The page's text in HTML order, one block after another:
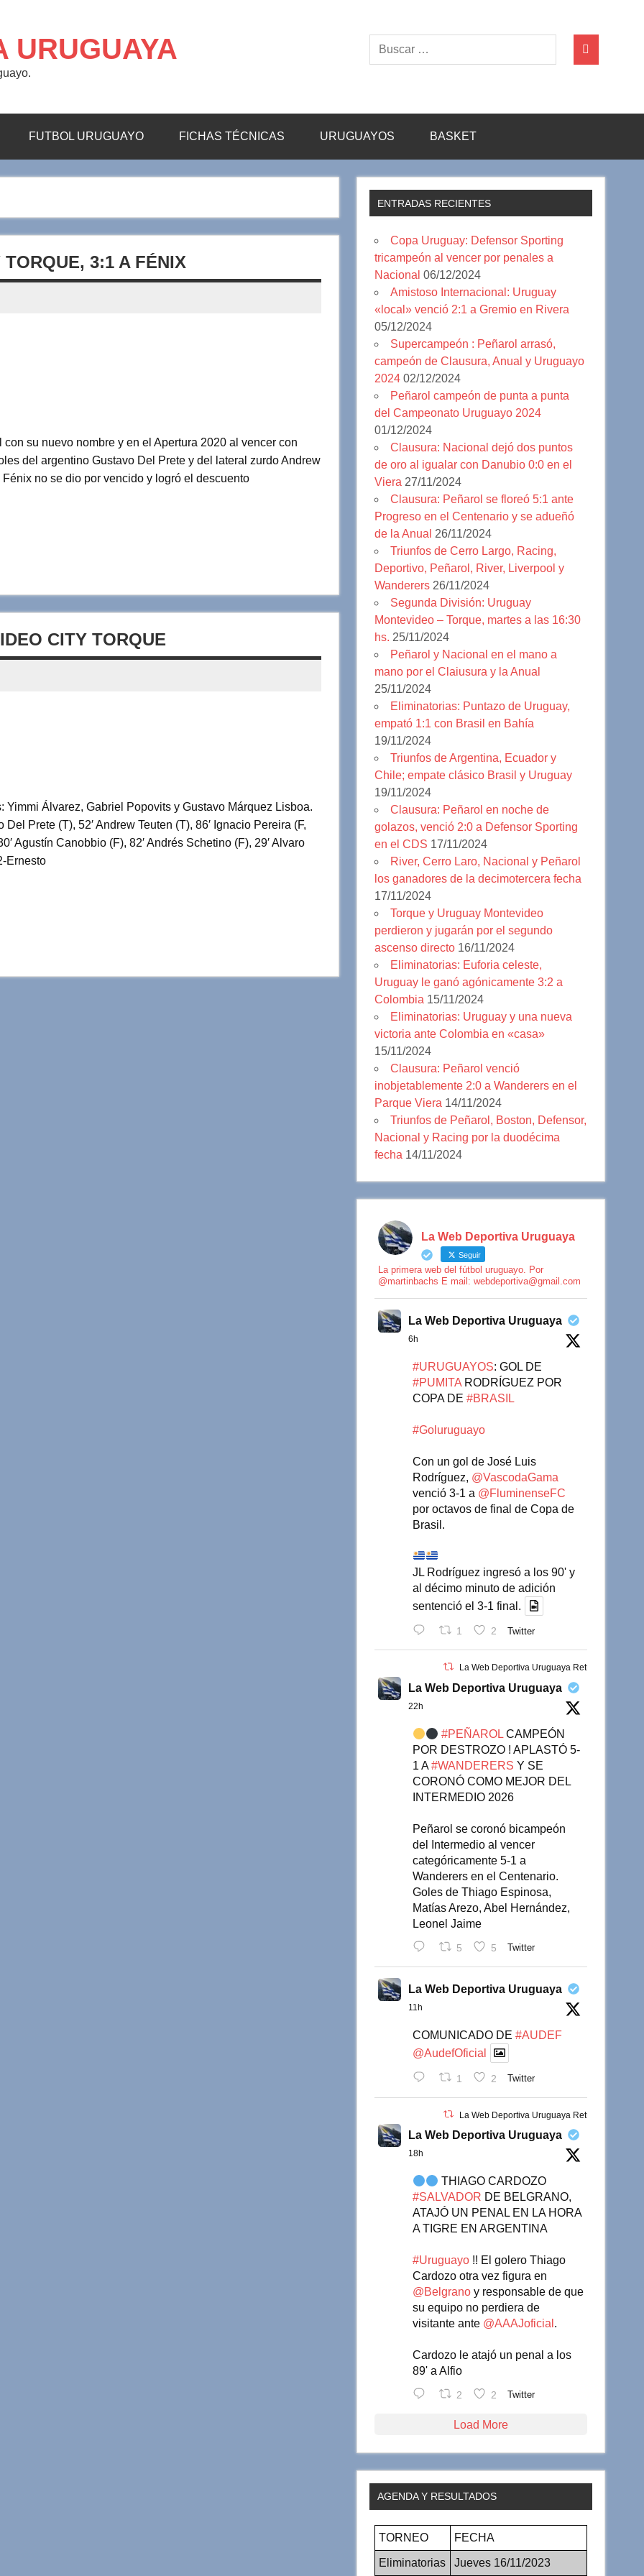
URUGUAYA
FUTBOL URUGUAYO FICHAS TÉCNICAS URUGUAYOS BASKET
3:1 A FÉNIX
su nuevo nombre y en el Apertura 2020 al vencer con
del argentino Gustavo Del Prete y del lateral zurdo Andrew
no se dio por vencido y logró el descuento
CITY TORQUE
Álvarez, Gabriel Popovits y Gustavo Márquez Lisboa.
Prete (T), 52′ Andrew Teuten (T), 86′ Ignacio Pereira (F,
Agustín Canobbio (F), 82′ Andrés Schetino (F), 29′ Alvaro
Ernesto
ENTRADAS RECIENTES
Copa Uruguay: Defensor Sporting
tricampeón al vencer por penales a
Nacional 06/12/2024
Amistoso Internacional: Uruguay
«local» venció 2:1 a Gremio en Rivera
05/12/2024
Supercampeón : Peñarol arrasó,
campeón de Clausura, Anual y Uruguayo
2024 02/12/2024
Peñarol campeón de punta a punta
del Campeonato Uruguayo 2024
01/12/2024
Clausura: Nacional dejó dos puntos
de oro al igualar con Danubio 0:0 en el
Viera 27/11/2024
Clausura: Peñarol se floreó 5:1 ante
Progreso en el Centenario y se adueñó
de la Anual 26/11/2024
Triunfos de Cerro Largo, Racing,
Deportivo, Peñarol, River, Liverpool y
Wanderers 26/11/2024
Segunda División: Uruguay
Montevideo – Torque, martes a las 16:30
hs. 25/11/2024
Peñarol y Nacional en el mano a
mano por el Claiusura y la Anual
25/11/2024
Eliminatorias: Puntazo de Uruguay,
empató 1:1 con Brasil en Bahía
19/11/2024
Triunfos de Argentina, Ecuador y
Chile; empate clásico Brasil y Uruguay
19/11/2024
Clausura: Peñarol en noche de
golazos, venció 2:0 a Defensor Sporting
en el CDS 17/11/2024
River, Cerro Laro, Nacional y Peñarol
los ganadores de la decimotercera fecha
17/11/2024
Torque y Uruguay Montevideo
perdieron y jugarán por el segundo
ascenso directo 16/11/2024
Eliminatorias: Euforia celeste,
Uruguay le ganó agónicamente 3:2 a
Colombia 15/11/2024
Eliminatorias: Uruguay y una nueva
victoria ante Colombia en «casa»
15/11/2024
Clausura: Peñarol venció
inobjetablemente 2:0 a Wanderers en el
Parque Viera 14/11/2024
Triunfos de Peñarol, Boston, Defensor,
Nacional y Racing por la duodécima
fecha 14/11/2024
La Web Deportiva Uruguaya
Seguir
La primera web del fútbol uruguayo. Por
@martinbachs E mail: webdeportiva@gmail.com
La Web Deportiva Uruguaya
6h
#URUGUAYOS: GOL DE
#PUMITA RODRÍGUEZ POR
COPA DE#BRASIL
#Goluruguayo
Con un gol de José Luis
Rodríguez, @VascodaGama
venció 3-1 a @FluminenseFC
por octavos de final de Copa de
Brasil.
JL Rodríguez ingresó a los 90' y
al décimo minuto de adición
sentenció el 3-1 final.
1 2 Twitter
La Web Deportiva Uruguaya Retuiteado
La Web Deportiva Uruguaya
22h
#PEÑAROL CAMPEÓN
POR DESTROZO ! APLASTÓ 5-
1 A#WANDERERS Y SE
CORONÓ COMO MEJOR DEL
INTERMEDIO 2026
Peñarol se coronó bicampeón
del Intermedio al vencer
categóricamente 5-1 a
Wanderers en el Centenario.
Goles de Thiago Espinosa,
Matías Arezo, Abel Hernández,
Leonel Jaime
5 5 Twitter
La Web Deportiva Uruguaya
11h
COMUNICADO DE#AUDEF
@AudefOficial
1 2 Twitter
La Web Deportiva Uruguaya Retuiteado
La Web Deportiva Uruguaya
18h
THIAGO CARDOZO
#SALVADOR DE BELGRANO,
ATAJÓ UN PENAL EN LA HORA
A TIGRE EN ARGENTINA
#Uruguayo !! El golero Thiago
Cardozo otra vez figura en
@Belgrano y responsable de que
su equipo no perdiera de
visitante ante @AAAJoficial .
Cardozo le atajó un penal a los
89' a Alfio
2 2 Twitter
Load More
AGENDA Y RESULTADOS
TORNEO FECHA
Eliminatorias Jueves 16/11/2023